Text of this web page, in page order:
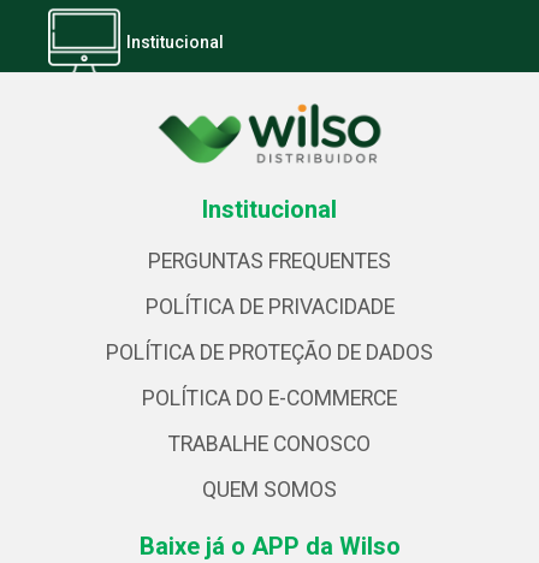
Institucional
Institucional
PERGUNTAS FREQUENTES
POLÍTICA DE PRIVACIDADE
POLÍTICA DE PROTEÇÃO DE DADOS
POLÍTICA DO E-COMMERCE
TRABALHE CONOSCO
QUEM SOMOS
Baixe já o APP da Wilso